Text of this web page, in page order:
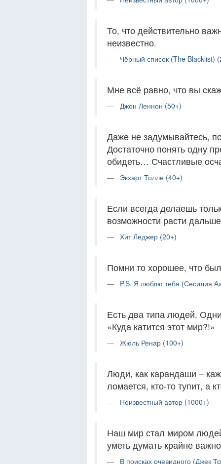
То, что действительно
неизвестно.
Чёрный список (The Blacklist)
Мне всё равно, что вы
Джон Леннон (50+)
Даже не задумывайтесь,
Достаточно понять одну
обидеть… Счастливые
Экхарт Толле (40+)
Если всегда делаешь
возможности расти
Хит Леджер (20+)
Помни то хорошее, что
P.S. Я люблю тебя (Сесилия
Есть два типа людей.
«Куда катится этот мир?!»
Жюль Ренар (100+)
Люди, как карандаши –
ломается, кто-то тупит, а
Неизвестный автор (1000+)
Наш мир стал миром
уметь думать крайне
В поисках очевидного (Джек